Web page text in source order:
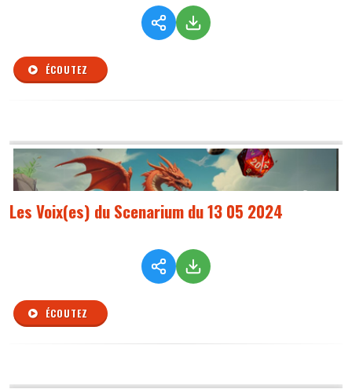
ÉCOUTEZ
Les Voix(es) du Scenarium du 13 05 2024
ÉCOUTEZ